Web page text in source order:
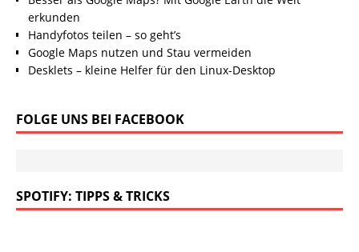
erkunden
Handyfotos teilen – so geht’s
Google Maps nutzen und Stau vermeiden
Desklets – kleine Helfer für den Linux-Desktop
FOLGE UNS BEI FACEBOOK
SPOTIFY: TIPPS & TRICKS